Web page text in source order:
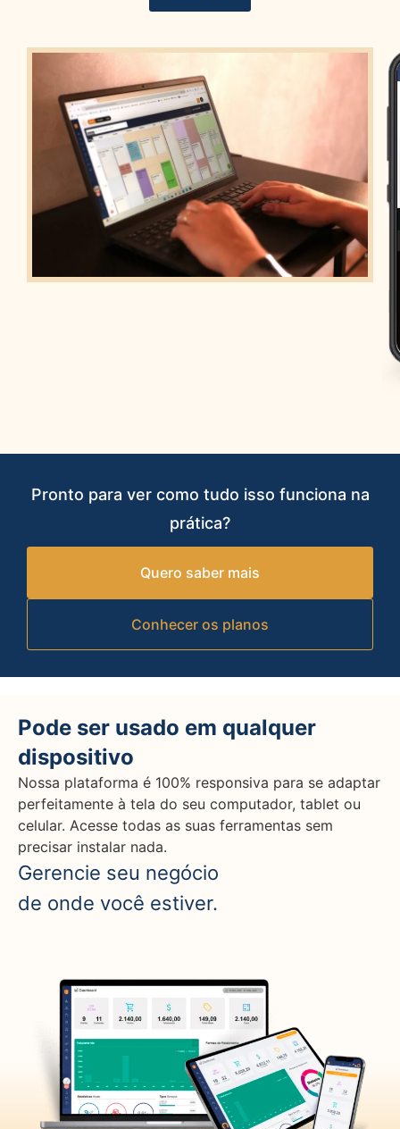
Pronto para ver como tudo isso funciona na
prática?
Quero saber mais
Conhecer os planos
Pode ser usado em qualquer
dispositivo
Nossa plataforma é 100% responsiva para se adaptar
perfeitamente à tela do seu computador, tablet ou
celular. Acesse todas as suas ferramentas sem
precisar instalar nada.
Gerencie seu negócio
de onde você estiver.